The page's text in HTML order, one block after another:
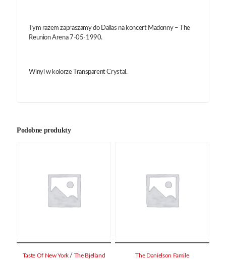
Tym razem zapraszamy do Dallas na koncert Madonny – The
Reunion Arena 7-05-1990.
Winyl w kolorze Transparent Crystal.
Podobne produkty
Taste Of New York / The Bjelland
The Danielson Famile